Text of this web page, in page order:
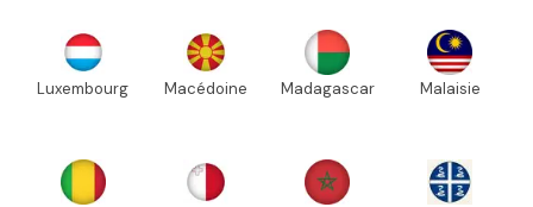
Luxembourg Macédoine Madagascar Malaisie